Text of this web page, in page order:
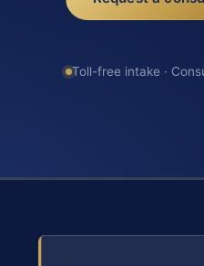
Toll-free intake ·